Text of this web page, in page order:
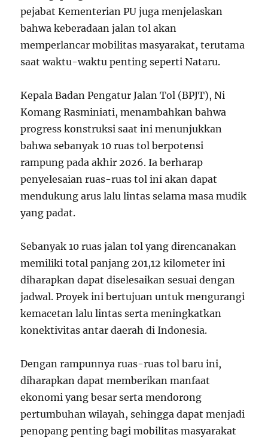
pejabat Kementerian PU juga menjelaskan
bahwa keberadaan jalan tol akan
memperlancar mobilitas masyarakat, terutama
saat waktu-waktu penting seperti Nataru.
Kepala Badan Pengatur Jalan Tol (BPJT), Ni
Komang Rasminiati, menambahkan bahwa
progress konstruksi saat ini menunjukkan
bahwa sebanyak 10 ruas tol berpotensi
rampung pada akhir 2026. Ia berharap
penyelesaian ruas-ruas tol ini akan dapat
mendukung arus lalu lintas selama masa mudik
yang padat.
Sebanyak 10 ruas jalan tol yang direncanakan
memiliki total panjang 201,12 kilometer ini
diharapkan dapat diselesaikan sesuai dengan
jadwal. Proyek ini bertujuan untuk mengurangi
kemacetan lalu lintas serta meningkatkan
konektivitas antar daerah di Indonesia.
Dengan rampunnya ruas-ruas tol baru ini,
diharapkan dapat memberikan manfaat
ekonomi yang besar serta mendorong
pertumbuhan wilayah, sehingga dapat menjadi
penopang penting bagi mobilitas masyarakat